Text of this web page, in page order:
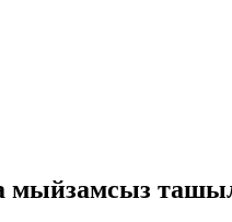
мыйзамсыз